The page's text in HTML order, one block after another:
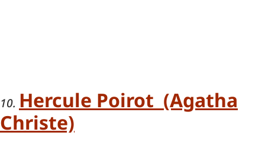
10. Hercule Poirot (Agatha
Christe)